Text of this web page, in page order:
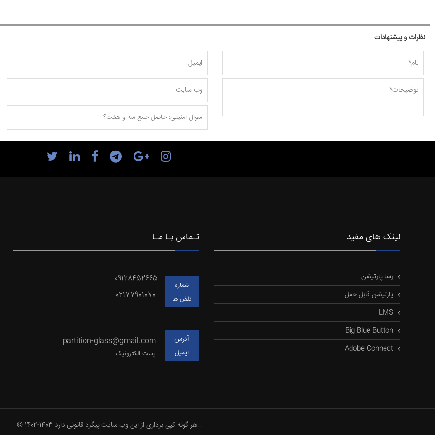
نظرات و پیشنهادات
تـماس بـا مـا
شماره
تلفن ها
09128452665
آدرس
ایمیل
partition-glass@gmail.com
پست الکترونیک
لینک های مفید
رسا پارتیشن
پارتیشن قابل حمل
LMS
Big Blue Button
Adobe Connect
© 1402-1403 هر گونه کپی برداری از این وب سایت پیگرد قانونی دارد..